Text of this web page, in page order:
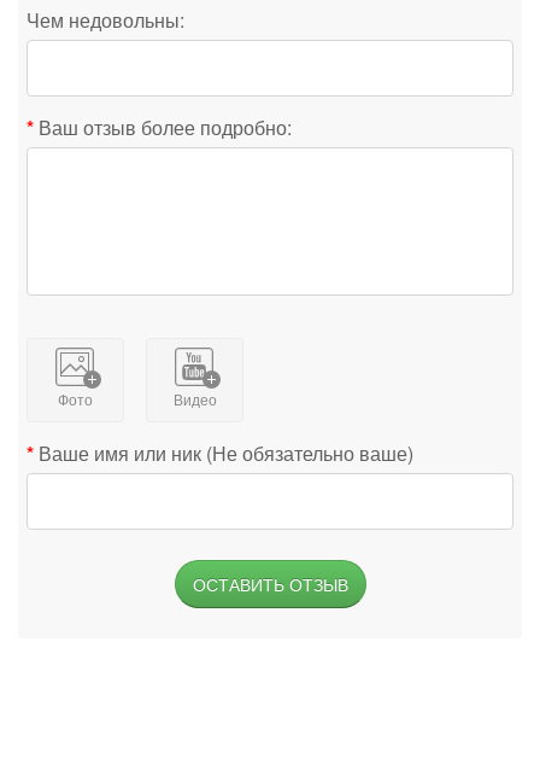
Чем недовольны:
Ваш отзыв более подробно:
Фото Видео
Ваше имя или ник (Не обязательно ваше)
ОСТАВИТЬ ОТЗЫВ